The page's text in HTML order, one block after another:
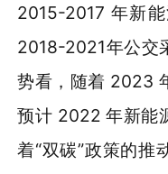
2015-2017 年新
2018-2021年公交
势看，随着 2023
预计 2022 年新能
着“双碳”政策的推